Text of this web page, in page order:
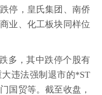
停，皇氏集团、南侨
业、化工板块同样位
多，其中跌停个股有
违法强制退市的*ST
国贸等。截至收盘，